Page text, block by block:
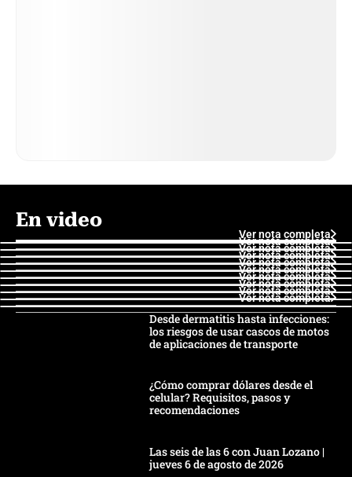
En video
Ver nota completa
Ver nota completa
Ver nota completa
Ver nota completa
Ver nota completa
Ver nota completa
Ver nota completa
Ver nota completa
Ver nota completa
Ver nota completa
Desde dermatitis hasta infecciones:
los riesgos de usar cascos de motos
de aplicaciones de transporte
¿Cómo comprar dólares desde el
celular? Requisitos, pasos y
recomendaciones
Las seis de las 6 con Juan Lozano |
jueves 6 de agosto de 2026